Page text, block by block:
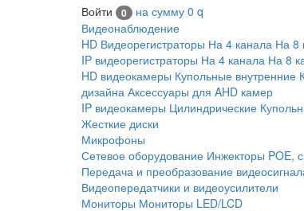
Войти 0 на сумму 0 q
Видеонаблюдение
HD Видеорегистраторы На 4 канала На 8
IP видеорегистраторы На 4 канала На 8
HD видеокамеры Купольные внутренние
дизайна Аксессуары для AHD камер
IP видеокамеры Цилиндрические
Жесткие диски
Микрофоны
Сетевое оборудование Инжекторы POE,
Передача и преобразование
Видеопередатчики и видеоусилители
Мониторы Мониторы LED/LCD